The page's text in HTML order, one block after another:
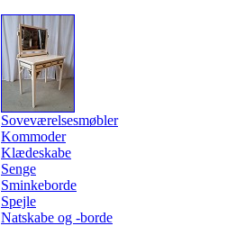
Soveværelsesmøbler
Kommoder
Klædeskabe
Senge
Sminkeborde
Spejle
Natskabe og -borde